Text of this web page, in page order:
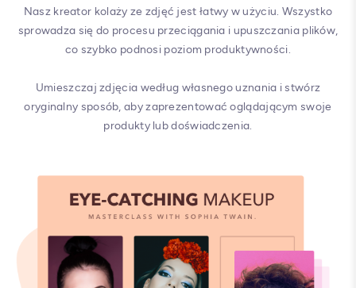
Nasz kreator kolaży ze zdjęć jest łatwy w użyciu. Wszystko
sprowadza się do procesu przeciągania i upuszczania plików,
co szybko podnosi poziom produktywności.
Umieszczaj zdjęcia według własnego uznania i stwórz
oryginalny sposób, aby zaprezentować oglądającym swoje
produkty lub doświadczenia.